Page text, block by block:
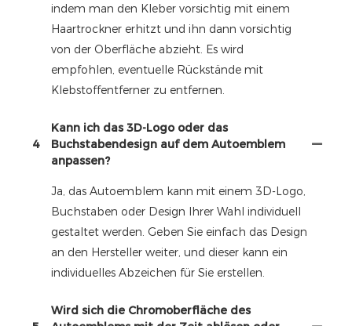
indem man den Kleber vorsichtig mit einem
Haartrockner erhitzt und ihn dann vorsichtig
von der Oberfläche abzieht. Es wird
empfohlen, eventuelle Rückstände mit
Klebstoffentferner zu entfernen.
4
Kann ich das 3D-Logo oder das
Buchstabendesign auf dem Autoemblem
anpassen?
Ja, das Autoemblem kann mit einem 3D-Logo,
Buchstaben oder Design Ihrer Wahl individuell
gestaltet werden. Geben Sie einfach das Design
an den Hersteller weiter, und dieser kann ein
individuelles Abzeichen für Sie erstellen.
Wird sich die Chromoberfläche des